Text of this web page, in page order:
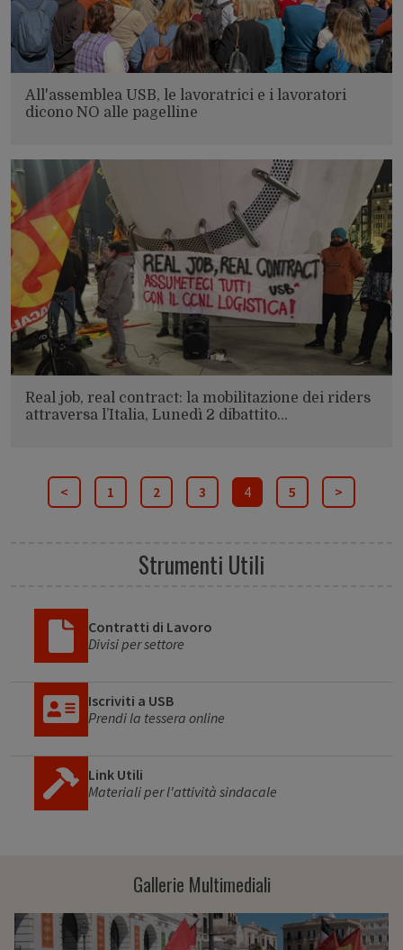
All'assemblea USB, le lavoratrici e i lavoratori
dicono NO alle pagelline
Real job, real contract: la mobilitazione dei riders
attraversa l’Italia, Lunedì 2 dibattito…
< 1 2 3 4 5 >
Strumenti Utili
Contratti di Lavoro
Divisi per settore
Iscriviti a USB
Prendi la tessera online
Link Utili
Materiali per l'attività sindacale
Gallerie Multimediali